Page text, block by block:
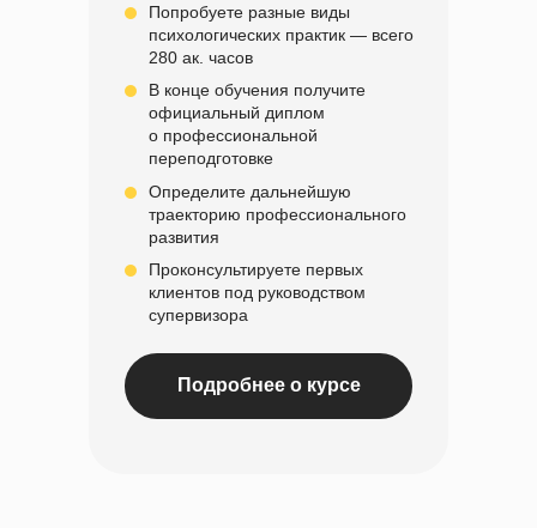
Подробнее о курсе
Попробуете разные виды
психологических практик — всего
280 ак. часов
В конце обучения получите
официальный диплом
о профессиональной
переподготовке
Определите дальнейшую
траекторию профессионального
развития
Проконсультируете первых
клиентов под руководством
супервизора